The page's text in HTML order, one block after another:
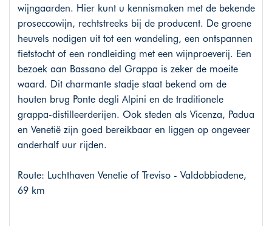
wijngaarden. Hier kunt u kennismaken met de bekende
proseccowijn, rechtstreeks bij de producent. De groene
heuvels nodigen uit tot een wandeling, een ontspannen
fietstocht of een rondleiding met een wijnproeverij. Een
bezoek aan Bassano del Grappa is zeker de moeite
waard. Dit charmante stadje staat bekend om de
houten brug Ponte degli Alpini en de traditionele
grappa-distilleerderijen. Ook steden als Vicenza, Padua
en Venetië zijn goed bereikbaar en liggen op ongeveer
anderhalf uur rijden.
Route: Luchthaven Venetie of Treviso - Valdobbiadene,
69 km